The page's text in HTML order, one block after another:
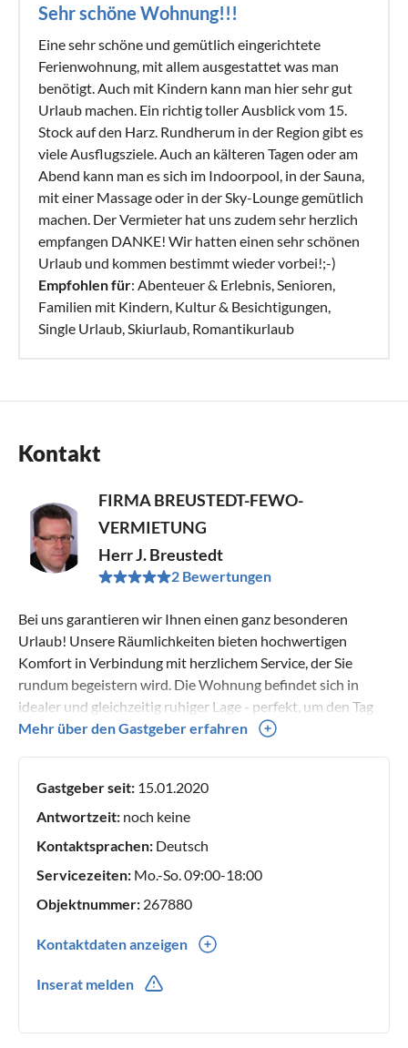
Sehr schöne Wohnung!!!
Eine sehr schöne und gemütlich eingerichtete
Ferienwohnung, mit allem ausgestattet was man
benötigt. Auch mit Kindern kann man hier sehr gut
Urlaub machen. Ein richtig toller Ausblick vom 15.
Stock auf den Harz. Rundherum in der Region gibt es
viele Ausflugsziele. Auch an kälteren Tagen oder am
Abend kann man es sich im Indoorpool, in der Sauna,
mit einer Massage oder in der Sky-Lounge gemütlich
machen. Der Vermieter hat uns zudem sehr herzlich
empfangen DANKE! Wir hatten einen sehr schönen
Urlaub und kommen bestimmt wieder vorbei!;-)
Empfohlen für: Abenteuer & Erlebnis, Senioren,
Familien mit Kindern, Kultur & Besichtigungen,
Single Urlaub, Skiurlaub, Romantikurlaub
Kontakt
FIRMA BREUSTEDT-FEWO-
VERMIETUNG
Herr J. Breustedt
2 Bewertungen
Bei uns garantieren wir Ihnen einen ganz besonderen
Urlaub! Unsere Räumlichkeiten bieten hochwertigen
Komfort in Verbindung mit herzlichem Service, der Sie
rundum begeistern wird. Die Wohnung befindet sich in
idealer und gleichzeitig ruhiger Lage - perfekt, um den Tag
zu genießen und den Alltag hinter sich zu lassen. Werfen Sie
Mehr über den Gastgeber erfahren
Gastgeber seit: 15.01.2020
Antwortzeit: noch keine
Kontaktsprachen: Deutsch
Servicezeiten: Mo.-So. 09:00-18:00
Objektnummer: 267880
Kontaktdaten anzeigen
Inserat melden